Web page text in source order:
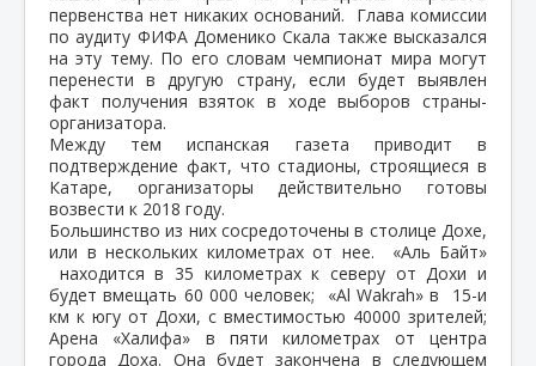
первенства нет никаких оснований. Глава комиссии
по аудиту ФИФА Доменико Скала также высказался
на эту тему. По его словам чемпионат мира могут
перенести в другую страну, если будет выявлен
факт получения взяток в ходе выборов страны-
организатора.
Между тем испанская газета приводит в
подтверждение факт, что стадионы, строящиеся в
Катаре, организаторы действительно готовы
возвести к 2018 году.
Большинство из них сосредоточены в столице Дохе,
или в нескольких километрах от нее. «Аль Байт»
находится в 35 километрах к северу от Дохи и
будет вмещать 60 000 человек; «Al Wakrah» в 15-и
км к югу от Дохи, с вместимостью 40000 зрителей;
Арена «Халифа» в пяти километрах от центра
города Доха. Она будет закончена в следующем